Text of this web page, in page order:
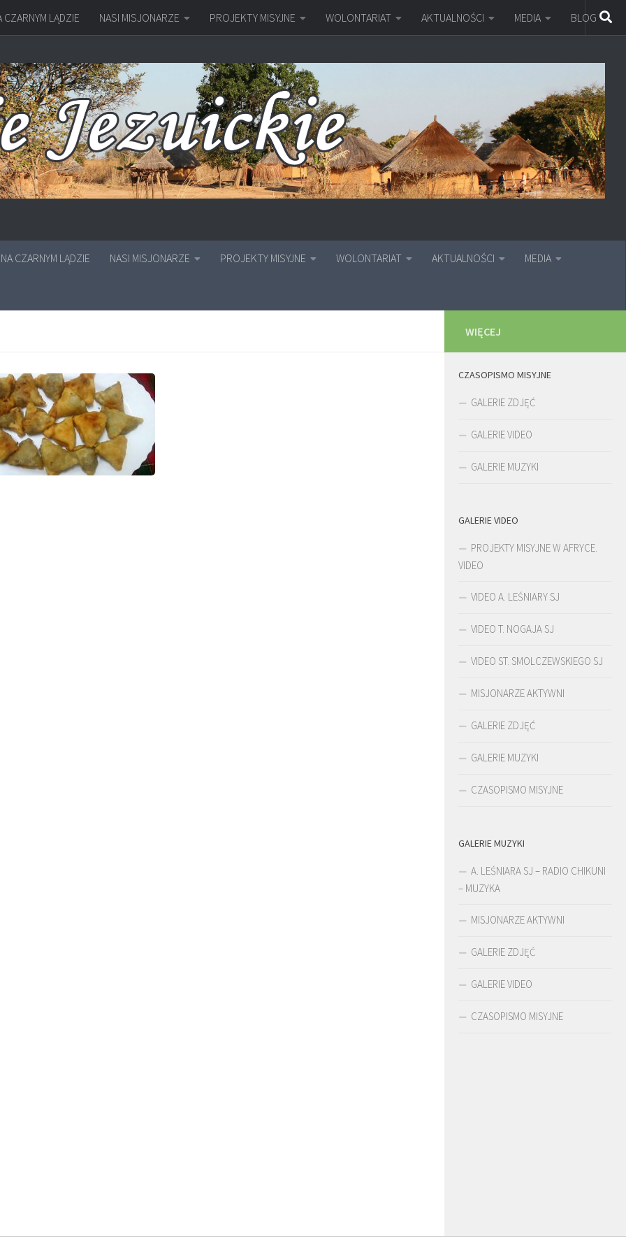
CZARNYM LĄDZIE NASI MISJONARZE PROJEKTY MISYJNE WOLONTARIAT AKTUALNOŚCI MEDIA BLOG
NA CZARNYM LĄDZIE NASI MISJONARZE PROJEKTY MISYJNE WOLONTARIAT AKTUALNOŚCI MEDIA
WIĘCEJ
CZASOPISMO MISYJNE
GALERIE ZDJĘĆ
GALERIE VIDEO
GALERIE MUZYKI
GALERIE VIDEO
PROJEKTY MISYJNE W AFRYCE.
VIDEO
VIDEO A. LEŚNIARY SJ
VIDEO T. NOGAJA SJ
VIDEO ST. SMOLCZEWSKIEGO SJ
MISJONARZE AKTYWNI
GALERIE ZDJĘĆ
GALERIE MUZYKI
CZASOPISMO MISYJNE
GALERIE MUZYKI
A. LEŚNIARA SJ – RADIO CHIKUNI
– MUZYKA
MISJONARZE AKTYWNI
GALERIE ZDJĘĆ
GALERIE VIDEO
CZASOPISMO MISYJNE